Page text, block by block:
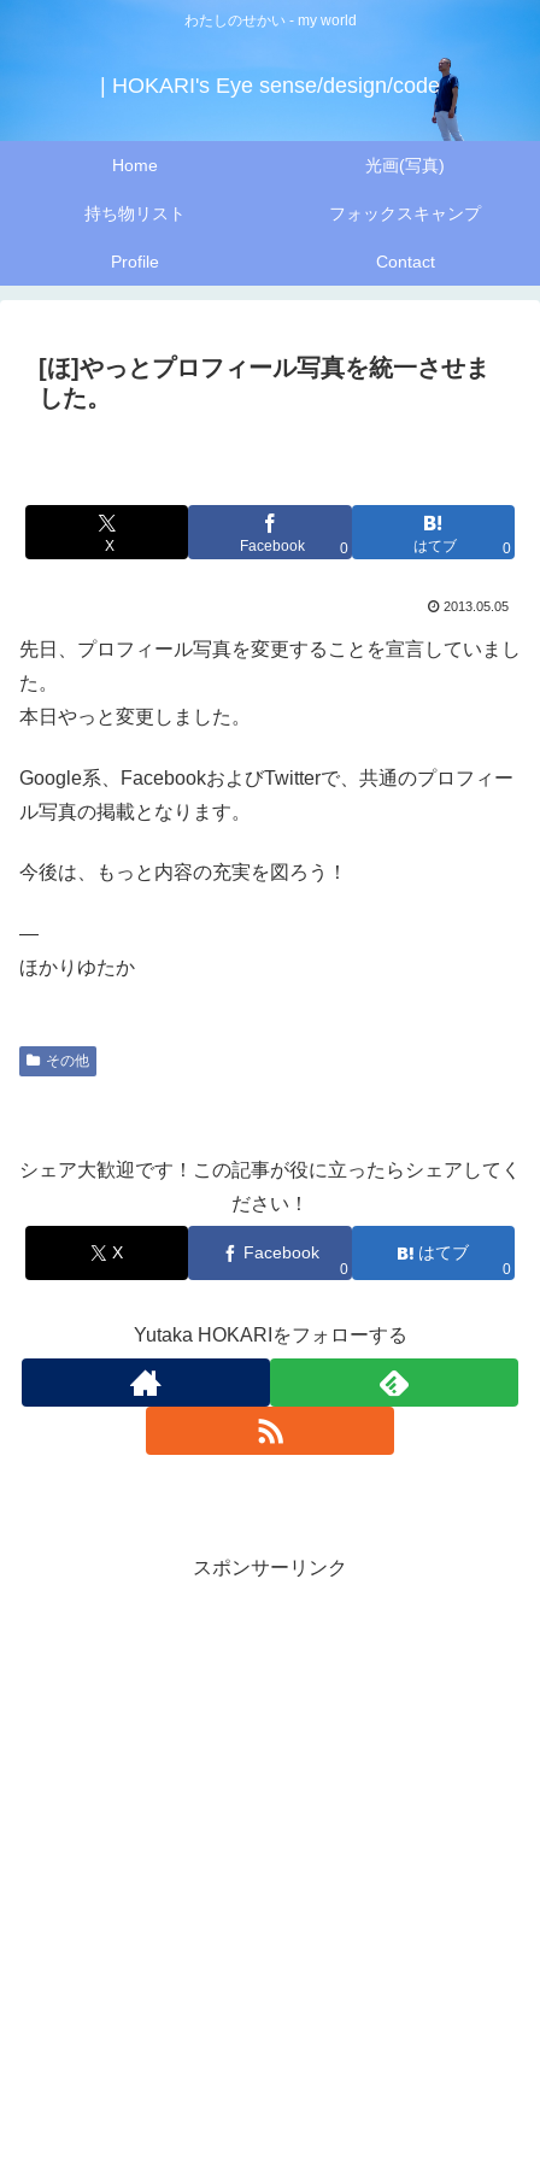
わたしのせかい - my world
| HOKARI's Eye sense/design/code
Home 光画(写真)
持ち物リスト フォックスキャンプ
Profile Contact
[ほ]やっとプロフィール写真を統一させま
した。
X Facebook 0 はてブ 0
2013.05.05
先日、プロフィール写真を変更することを宣言していまし
た。
本日やっと変更しました。
Google系、FacebookおよびTwitterで、共通のプロフィー
ル写真の掲載となります。
今後は、もっと内容の充実を図ろう！
—
ほかりゆたか
その他
シェア大歓迎です！この記事が役に立ったらシェアしてく
ださい！
X Facebook
0
はてブ
0
Yutaka HOKARIをフォローする
スポンサーリンク